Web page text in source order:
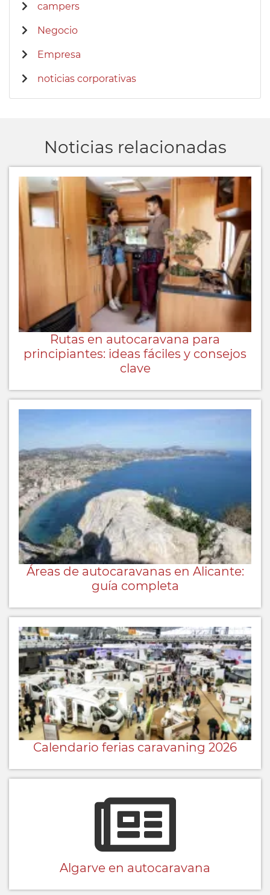
campers
Negocio
Empresa
noticias corporativas
Noticias relacionadas
Rutas en autocaravana para
principiantes: ideas fáciles y consejos
clave
Áreas de autocaravanas en Alicante:
guía completa
Calendario ferias caravaning 2026
Algarve en autocaravana